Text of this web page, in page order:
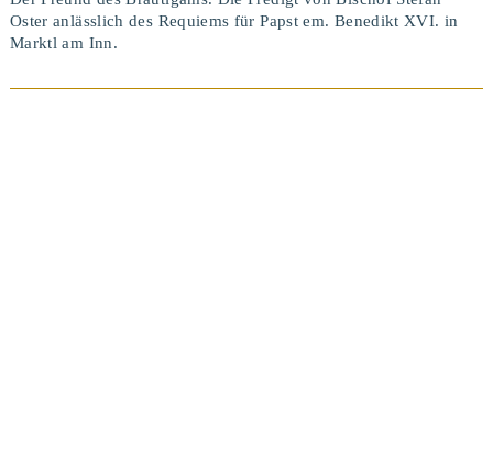
Oster anlässlich des Requiems für Papst em. Benedikt XVI. in
Marktl am Inn.